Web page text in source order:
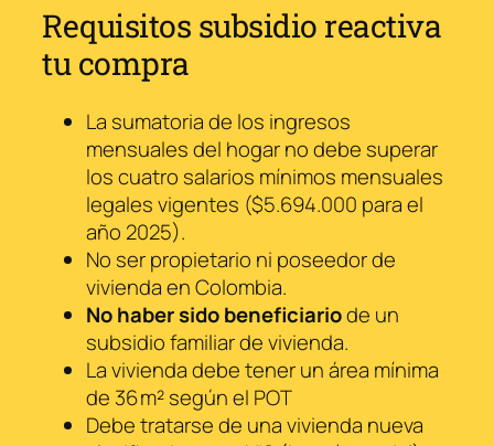
Requisitos subsidio reactiva
tu compra
La sumatoria de los ingresos
mensuales del hogar no debe superar
los cuatro salarios mínimos mensuales
legales vigentes ($5.694.000 para el
año 2025).
No ser propietario ni poseedor de
vivienda en Colombia.
No haber sido beneficiariode un
subsidio familiar de vivienda.
La vivienda debe tener un área mínima
de 36 m² según el POT
Debe tratarse de una vivienda nueva